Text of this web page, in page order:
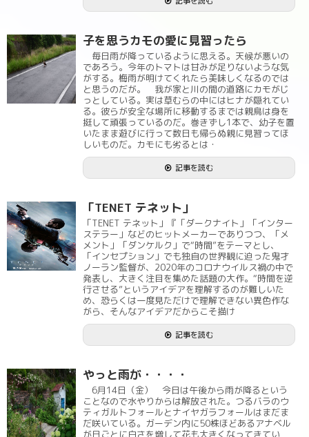
子を思うカモの愛に見習ったら
毎日雨が降っているように思える。天候が悪いの
であろう。今年のトマトは甘みが足りないような気
がする。梅雨が明けてくれたら美味しくなるのでは
と思うのだが。 我が家と川の間の道路にカモがじ
っとしている。実は草むらの中にはヒナが隠れてい
る。彼らが安全な場所に移動するまでは親鳥は身を
挺して頑張っているのだ。巻きずし1本で、幼子を置
いたまま遊びに行って数日も帰らぬ親に見習ってほ
しいものだ。カモにも劣るとは・
記事を読む
「TENET テネット」
「TENET テネット」『「ダークナイト」「インター
ステラー」などのヒットメーカーでありつつ、「メ
メント」「ダンケルク」で“時間”をテーマとし、
「インセプション」でも独自の世界観に迫った鬼才
ノーラン監督が、2020年のコロナウイルス禍の中で
発表し、大きく注目を集めた話題の大作。“時間を逆
行させる”というアイデアを理解するのが難しいた
め、恐らくは一度見ただけで理解できない異色作な
がら、そんなアイデアだからこそ描け
記事を読む
やっと雨が・・・・
6月14日（金） 今日は午後から雨が降るという
ことなので水やりからは解放された。つるバラのウ
ティガルトフォールとナイヤガラフォールはまだま
だ咲いている。ガーデン内に50株ほどあるアナベル
が日ごとに白さを増して花も大きくなってきてい